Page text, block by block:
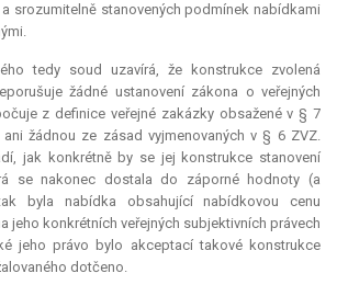
srozumitelně stanovených podmínek nabídkami
tedy soud uzavírá, že konstrukce zvolená
žádné ustanovení zákona o veřejných
z definice veřejné zakázky obsažené v § 7
žádnou ze zásad vyjmenovaných v § 6 ZVZ.
jak konkrétně by se jej konstrukce stanovení
se nakonec dostala do záporné hodnoty (a
byla nabídka obsahující nabídkovou cenu
jeho konkrétních veřejných subjektivních právech
jeho právo bylo akceptací takové konstrukce
dotčeno.